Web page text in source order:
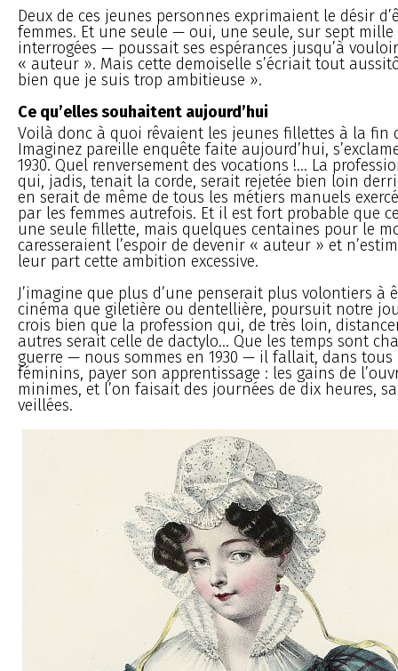
Deux de ces jeunes personnes exprimaient le désir
femmes. Et une seule — oui, une seule, sur sept
interrogées — poussait ses espérances jusqu’à
« auteur ». Mais cette demoiselle s’écriait tout
bien que je suis trop ambitieuse ».
Ce qu’elles souhaitent aujourd’hui
Voilà donc à quoi rêvaient les jeunes fillettes à la fin
Imaginez pareille enquête faite aujourd’hui,
1930. Quel renversement des vocations !... La
qui, jadis, tenait la corde, serait rejetée bien loin
en serait de même de tous les métiers manuels
par les femmes autrefois. Et il est fort probable que
une seule fillette, mais quelques centaines pour le
caresseraient l’espoir de devenir « auteur » et
leur part cette ambition excessive.
J’imagine que plus d’une penserait plus volontiers à
cinéma que giletière ou dentellière, poursuit notre
crois bien que la profession qui, de très loin,
autres serait celle de dactylo... Que les temps sont
guerre — nous sommes en 1930 — il fallait, dans tous
féminins, payer son apprentissage : les gains de
minimes, et l’on faisait des journées de dix heures,
veillées.